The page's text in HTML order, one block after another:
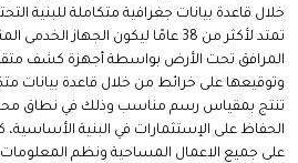
خلال قاعدة بيانات جغرافية متكاملة للبنية
تمتد لأكثر من 38 عامًا ليكون الجهاز
المرافق تحت الأرض بواسطة أجهزة كشف
تنتج بمقياس رسم مناسب وذلك في نطاق
الحفاظ على الإستثمارات في البنية
على جميع الاعمال المساحية ونظم